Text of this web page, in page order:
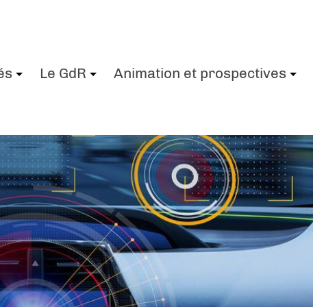
Le GdR Animation et prospectives